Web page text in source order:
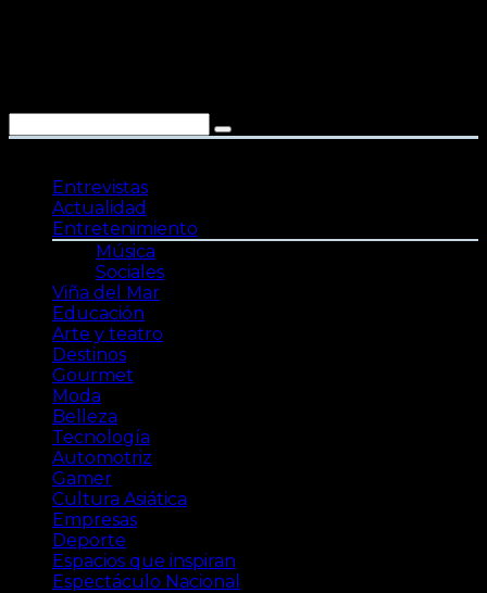
Entrevistas
Actualidad
Entretenimiento
Música
Sociales
Viña del Mar
Educación
Arte y teatro
Destinos
Gourmet
Moda
Belleza
Tecnología
Automotriz
Gamer
Cultura Asiática
Empresas
Deporte
Espacios que inspiran
Espectáculo Nacional